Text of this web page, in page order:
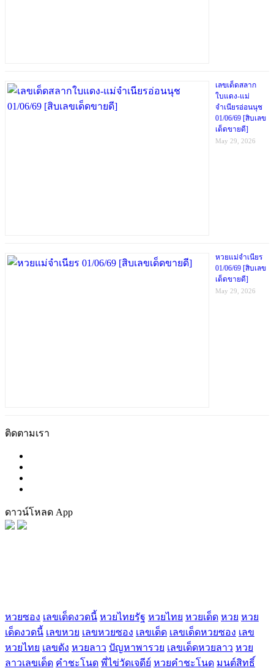
เลขเด็ดสลาก
ใบแดง-แม่
จำเนียรอ่อนนุช
01/06/69 [สิบเลข
เด็ดขายดี]
May 29, 2026
หวยแม่จำเนียร
01/06/69 [สิบเลข
เด็ดขายดี]
May 29, 2026
ติดตามเรา
ดาวน์โหลด App
หวยซอง เลขเด็ดงวดนี้ หวยไทยรัฐ หวยไทย หวยเด็ด หวย หวย
เด็ดงวดนี้ เลขหวย เลขหวยซอง เลขเด็ด เลขเด็ดหวยซอง เลข
หวยไทย เลขดัง หวยลาว ปัญหาพารวย เลขเด็ดหวยลาว หวย
ลาวเลขเด็ด คำชะโนด พี่ไข่วัดเจดีย์ หวยคำชะโนด มนต์สิทธิ์